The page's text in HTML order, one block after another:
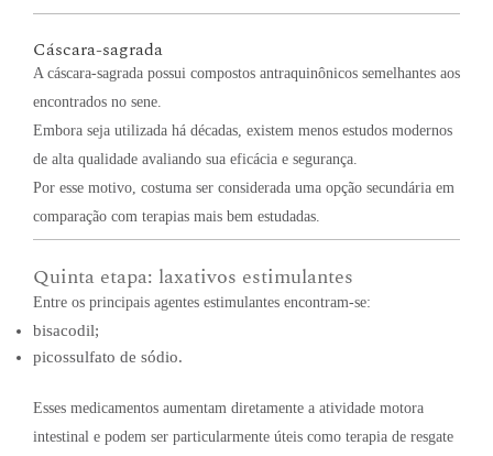
Cáscara-sagrada
A cáscara-sagrada possui compostos antraquinônicos semelhantes aos
encontrados no sene.
Embora seja utilizada há décadas, existem menos estudos modernos
de alta qualidade avaliando sua eficácia e segurança.
Por esse motivo, costuma ser considerada uma opção secundária em
comparação com terapias mais bem estudadas.
Quinta etapa: laxativos estimulantes
Entre os principais agentes estimulantes encontram-se:
bisacodil;
picossulfato de sódio.
Esses medicamentos aumentam diretamente a atividade motora
intestinal e podem ser particularmente úteis como terapia de resgate